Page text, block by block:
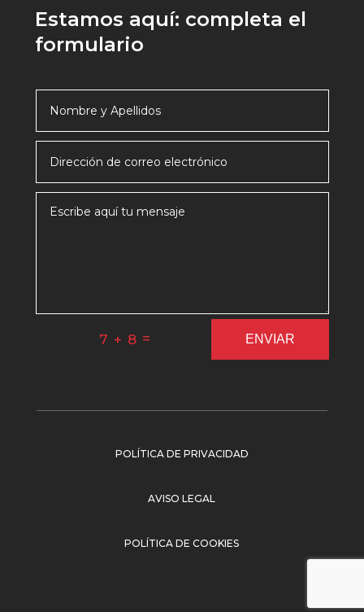
Estamos aquí: completa el
formulario
7 + 8 = ENVIAR
POLÍTICA DE PRIVACIDAD
AVISO LEGAL
POLÍTICA DE COOKIES